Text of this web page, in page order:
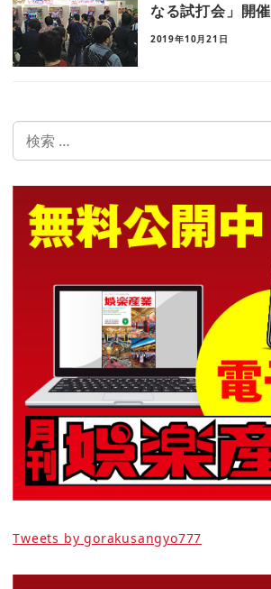
なる試打会」開催
2019年10月21日
索
Tweets by gorakusangyo777